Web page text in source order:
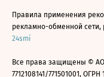
Правила применения
рекламно-обменной
24smi
Все права защищены ©
7712108141/771501001, ОГРН